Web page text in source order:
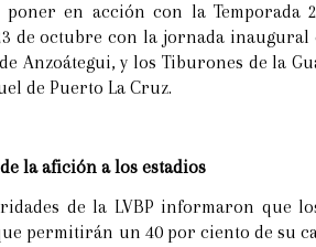
poner en acción con la Temporada
de octubre con la jornada inaugural
Anzoátegui, y los Tiburones de la
de Puerto La Cruz.
la afición a los estadios
de la LVBP informaron que
permitirán un 40 por ciento de su